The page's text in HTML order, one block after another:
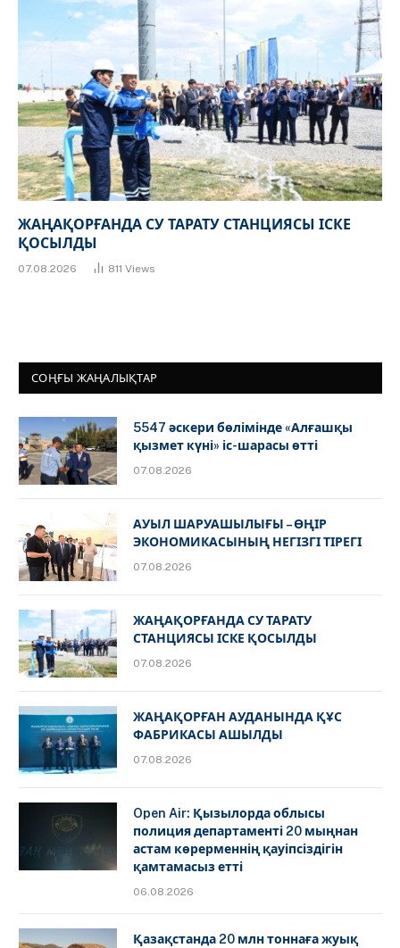
ЖАҢАҚОРҒАНДА СУ ТАРАТУ СТАНЦИЯСЫ ІСКЕ
ҚОСЫЛДЫ
07.08.2026 811 Views
СОҢҒЫ ЖАҢАЛЫҚТАР
5547 әскери бөлімінде «Алғашқы
қызмет күні» іс-шарасы өтті
07.08.2026
АУЫЛ ШАРУАШЫЛЫҒЫ – ӨҢІР
ЭКОНОМИКАСЫНЫҢ НЕГІЗГІ ТІРЕГІ
07.08.2026
ЖАҢАҚОРҒАНДА СУ ТАРАТУ
СТАНЦИЯСЫ ІСКЕ ҚОСЫЛДЫ
07.08.2026
ЖАҢАҚОРҒАН АУДАНЫНДА ҚҰС
ФАБРИКАСЫ АШЫЛДЫ
07.08.2026
Open Air: Қызылорда облысы
полиция департаменті 20 мыңнан
астам көрерменнің қауіпсіздігін
қамтамасыз етті
06.08.2026
Қазақстанда 20 млн тоннаға жуық